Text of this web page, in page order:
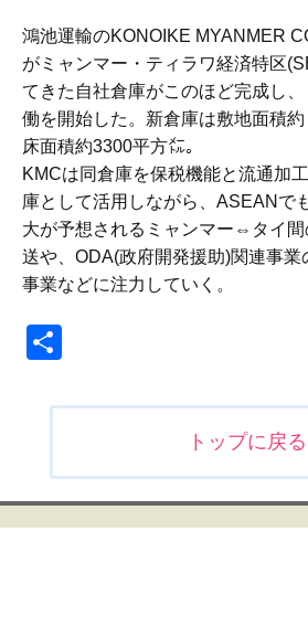
鴻池運輸のKONOIKE MYANMER
がミャンマー・ティラワ経済特区
てきた自社倉庫がこのほど完成し
働を開始した。新倉庫は敷地面積
床面積約3300平方㍍。
KMCは同倉庫を保税機能と流通加
庫として活用しながら、ASEANで
大が予想されるミャンマー⇔タイ
送や、ODA(政府開発援助)関連事
事業などに注力していく。
ビ
ゲ
トップに戻る